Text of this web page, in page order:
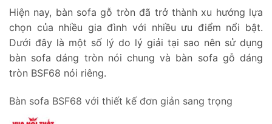
Hiện nay, bàn sofa gỗ tròn đã trở thành xu hướng lựa
chọn của nhiều gia đình với nhiều ưu điểm nổi bật.
Dưới đây là một số lý do lý giải tại sao nên sử dụng
bàn sofa dáng tròn nói chung và bàn sofa gỗ dáng
tròn BSF68 nói riêng.
Bàn sofa BSF68 với thiết kế đơn giản sang trọng